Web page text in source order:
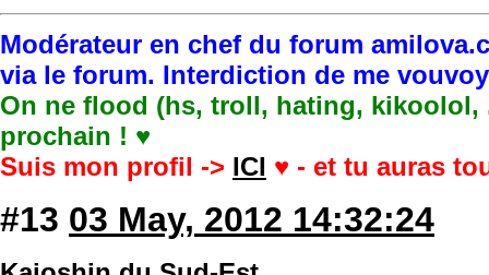
Modérateur en chef du forum
via le forum. Interdiction de me
On ne flood (hs, troll, hating, kikoolol,
prochain ! ♥
Suis mon profil -> ICI ♥ - et tu auras
#13 03 May, 2012 14:32:24